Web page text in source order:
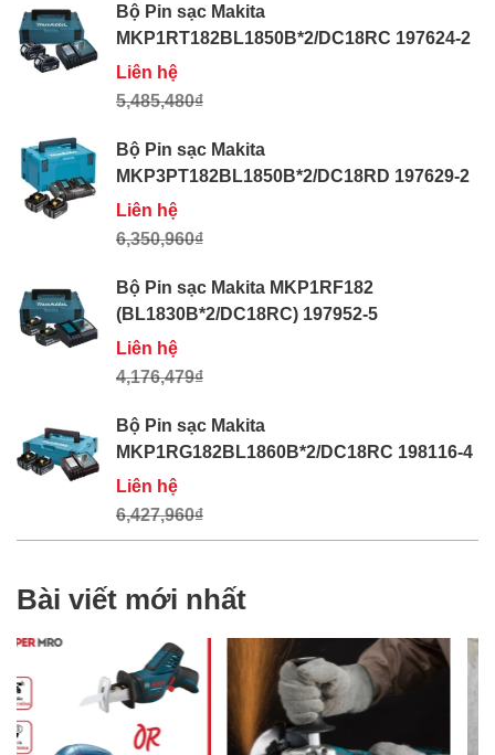
Bộ Pin sạc Makita
MKP1RT182BL1850B*2/DC18RC 197624-2
Liên hệ
5,485,480₫
Bộ Pin sạc Makita
MKP3PT182BL1850B*2/DC18RD 197629-2
Liên hệ
6,350,960₫
Bộ Pin sạc Makita MKP1RF182
(BL1830B*2/DC18RC) 197952-5
Liên hệ
4,176,479₫
Bộ Pin sạc Makita
MKP1RG182BL1860B*2/DC18RC 198116-4
Liên hệ
6,427,960₫
Bài viết mới nhất